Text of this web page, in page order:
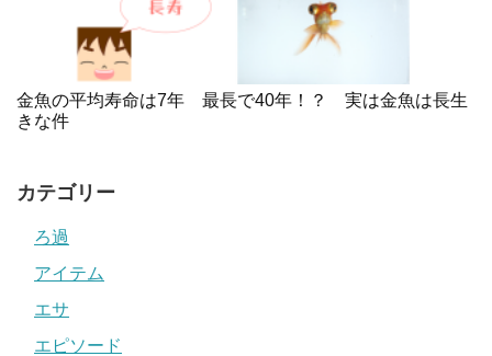
金魚の平均寿命は7年 最長で40年！？ 実は金魚は長生
きな件
カテゴリー
ろ過
アイテム
エサ
エピソード